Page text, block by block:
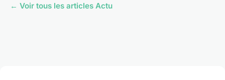
← Voir tous les articles Actu